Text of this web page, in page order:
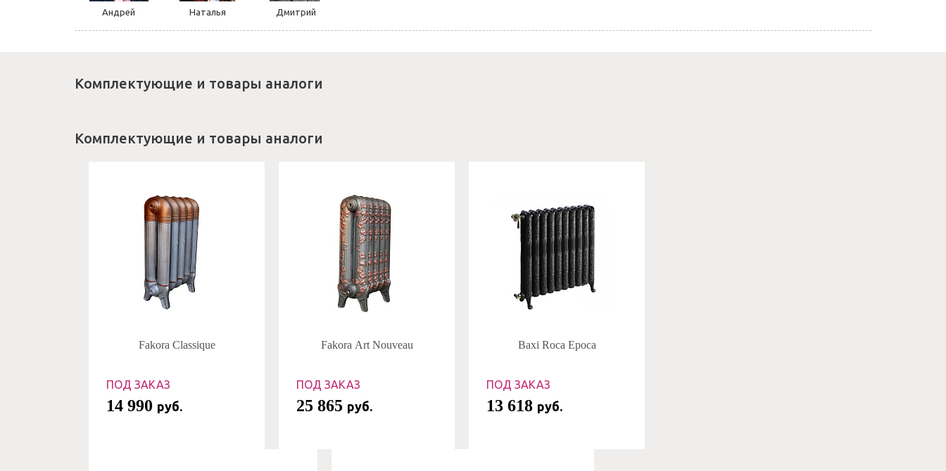
Андрей Наталья Дмитрий
Комплектующие и товары аналоги
Комплектующие и товары аналоги
Fakora Classique
ПОД ЗАКАЗ
14 990 руб.
Fakora Art Nouveau
ПОД ЗАКАЗ
25 865 руб.
Baxi Roca Epoca
ПОД ЗАКАЗ
13 618 руб.